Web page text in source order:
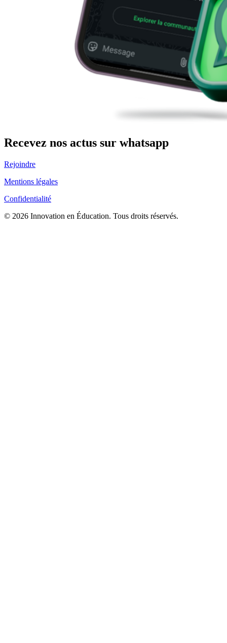
Recevez nos actus sur whatsapp
Rejoindre
Mentions légales
Confidentialité
© 2026 Innovation en Éducation. Tous droits réservés.